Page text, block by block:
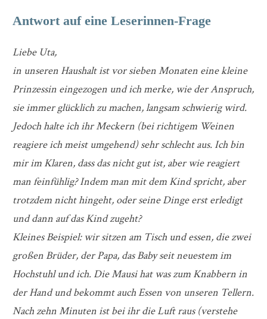
Antwort auf eine Leserinnen-Frage
Liebe Uta,
in unseren Haushalt ist vor sieben Monaten eine kleine
Prinzessin eingezogen und ich merke, wie der Anspruch,
sie immer glücklich zu machen, langsam schwierig wird.
Jedoch halte ich ihr Meckern (bei richtigem Weinen
reagiere ich meist umgehend) sehr schlecht aus. Ich bin
mir im Klaren, dass das nicht gut ist, aber wie reagiert
man feinfühlig? Indem man mit dem Kind spricht, aber
trotzdem nicht hingeht, oder seine Dinge erst erledigt
und dann auf das Kind zugeht?
Kleines Beispiel: wir sitzen am Tisch und essen, die zwei
großen Brüder, der Papa, das Baby seit neuestem im
Hochstuhl und ich. Die Mausi hat was zum Knabbern in
der Hand und bekommt auch Essen von unseren Tellern.
Nach zehn Minuten ist bei ihr die Luft raus (verstehe